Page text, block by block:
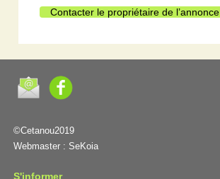
Contacter le propriétaire de l’annonce
©Cetanou2019
Webmaster : SeKoia
S'informer